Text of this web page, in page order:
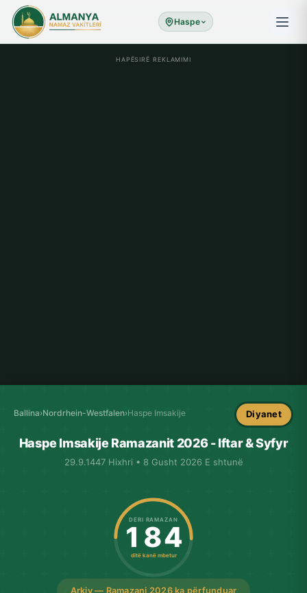
Haspe
HAPËSIRË REKLAMIMI
Ballina›Nordrhein-Westfalen›Haspe Imsakije Diyanet
Haspe Imsakije Ramazanit 2026 - Iftar & Syfyr
29.9.1447 Hixhri • 8 Gusht 2026 E shtunë
Arkiv — Ramazani 2026 ka përfunduar
DERI RAMAZAN
184
ditë kanë mbetur